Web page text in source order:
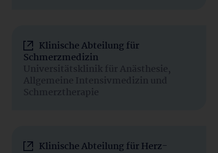
Klinische Abteilung für
Schmerzmedizin
Universitätsklinik für Anästhesie,
Allgemeine Intensivmedizin und
Schmerztherapie
Klinische Abteilung für Herz-